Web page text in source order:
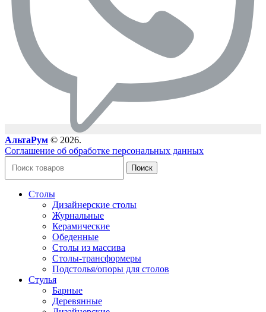
АльтаРум © 2026.
Соглашение об обработке персональных данных
Поиск
Столы
Дизайнерские столы
Журнальные
Керамические
Обеденные
Столы из массива
Столы-трансформеры
Подстолья/опоры для столов
Стулья
Барные
Деревянные